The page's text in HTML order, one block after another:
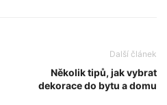
Další článek
Několik tipů, jak vybrat
dekorace do bytu a domu